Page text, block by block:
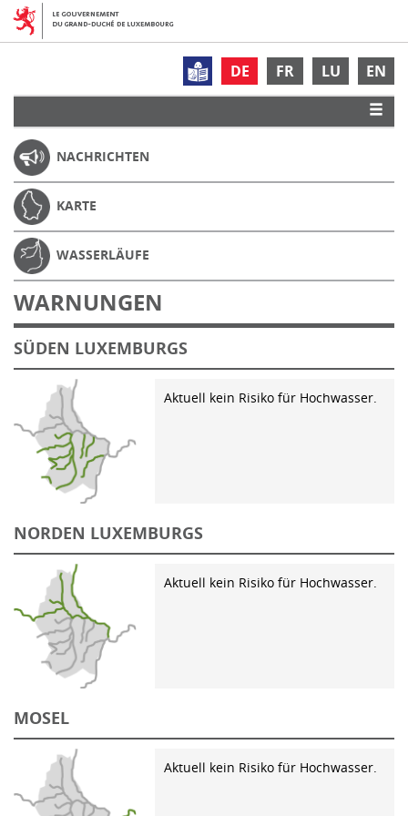
DE FR LU EN
NACHRICHTEN
KARTE
WASSERLÄUFE
WARNUNGEN
SÜDEN LUXEMBURGS
Aktuell kein Risiko für Hochwasser.
NORDEN LUXEMBURGS
Aktuell kein Risiko für Hochwasser.
MOSEL
Aktuell kein Risiko für Hochwasser.